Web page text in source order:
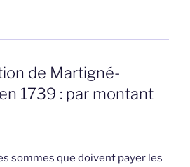
de Martigné-
1739 : par montant
sommes que doivent payer les